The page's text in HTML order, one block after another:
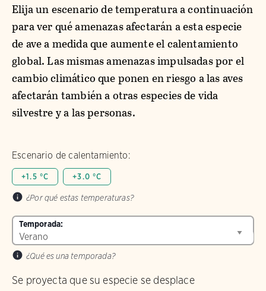
Elija un escenario de temperatura a continuación
para ver qué amenazas afectarán a esta especie
de ave a medida que aumente el calentamiento
global. Las mismas amenazas impulsadas por el
cambio climático que ponen en riesgo a las aves
afectarán también a otras especies de vida
silvestre y a las personas.
Escenario de calentamiento:
+1.5 °C +3.0 °C
¿Por qué estas temperaturas?
Temporada:
¿Qué es una temporada?
Se proyecta que su especie se desplace